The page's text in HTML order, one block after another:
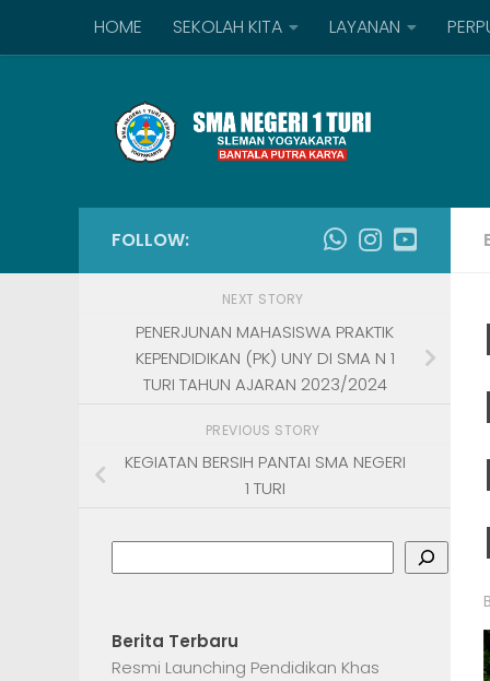
Skip to content
HOME SEKOLAH KITA LAYANAN
FOLLOW:
NEXT STORY
PENERJUNAN MAHASISWA PRAKTIK
KEPENDIDIKAN (PK) UNY DI SMA N 1
TURI TAHUN AJARAN 2023/2024
PREVIOUS STORY
KEGIATAN BERSIH PANTAI SMA NEGERI
1 TURI
Berita Terbaru
Resmi Launching Pendidikan Khas